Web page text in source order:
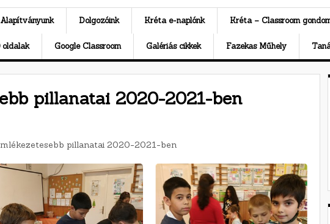
Alapítványunk Dolgozóink Kréta e-naplónk Kréta – Classroom
oldalak Google Classroom Galériás cikkek Fazekas Műhely
pillanatai 2020-2021-ben
pillanatai 2020-2021-ben